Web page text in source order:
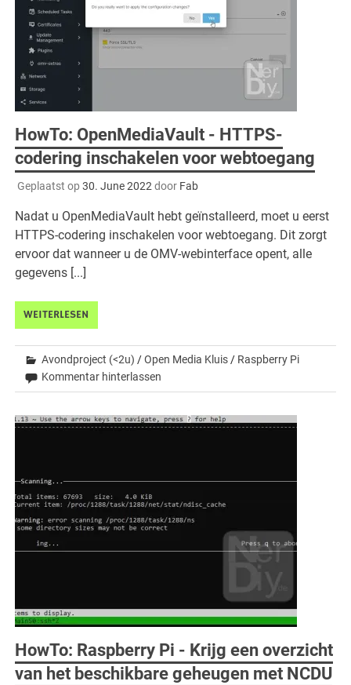
HowTo: OpenMediaVault - HTTPS-
codering inschakelen voor webtoegang
Geplaatst op 30. June 2022door Fab
Nadat u OpenMediaVault hebt geïnstalleerd, moet u eerst
HTTPS-codering inschakelen voor webtoegang. Dit zorgt
ervoor dat wanneer u de OMV-webinterface opent, alle
gegevens [...]
WEITERLESEN
Avondproject (<2u) /Open Media Kluis/ Raspberry Pi
Kommentar hinterlassen
HowTo: Raspberry Pi - Krijg een overzicht
van het beschikbare geheugen met NCDU